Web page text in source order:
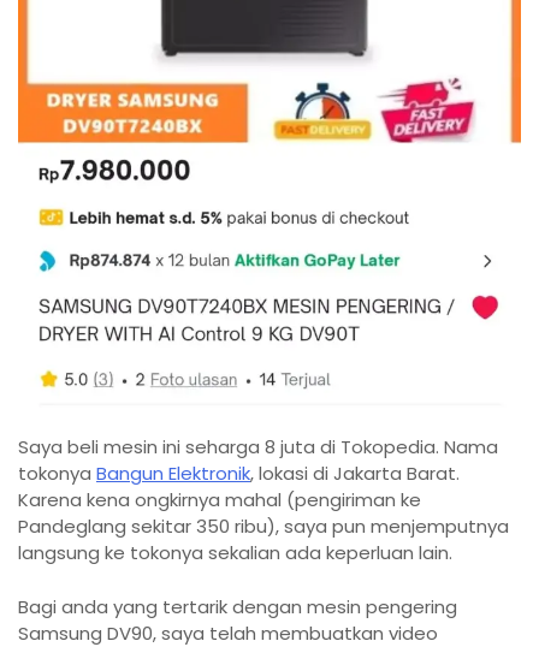
Saya beli mesin ini seharga 8 juta di Tokopedia. Nama
tokonya Bangun Elektronik, lokasi di Jakarta Barat.
Karena kena ongkirnya mahal (pengiriman ke
Pandeglang sekitar 350 ribu), saya pun menjemputnya
langsung ke tokonya sekalian ada keperluan lain.
Bagi anda yang tertarik dengan mesin pengering
Samsung DV90, saya telah membuatkan video